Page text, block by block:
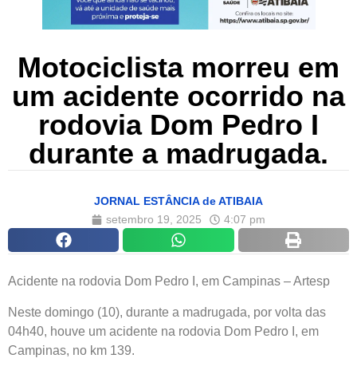
Motociclista morreu em
um acidente ocorrido na
rodovia Dom Pedro I
durante a madrugada.
JORNAL ESTÂNCIA de ATIBAIA
setembro 19, 2025
4:07 pm
Acidente na rodovia Dom Pedro I, em Campinas – Artesp
Neste domingo (10), durante a madrugada, por volta das
04h40, houve um acidente na rodovia Dom Pedro I, em
Campinas, no km 139.